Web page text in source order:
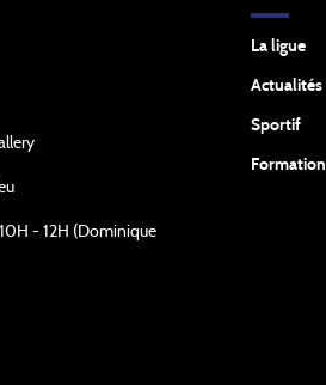
- 12H (Dominique
La ligue
Actualités
Sportif
Formation